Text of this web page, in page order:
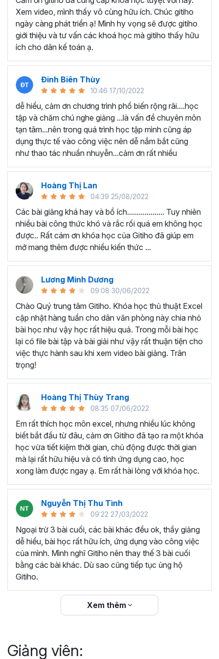
Học nhanh nhưng nhớ lâu bởi luôn có các bài tập
thực hành kèm với lý thuyết.
Các video bài giảng được xây dựng dựa trên các
chủ đề cụ thể, đồng thời chú trọng tối đa đến tính
ứng dụng cao. Đặc biệt, bộ videocác thủ thuật
khác, phù hợp với tất cả mọi đối tượng muốn tỏa
sáng nơi công sở với thủ thuật Excel nâng cao thông
minh và tạo kết quả bất ngờ trong công việc.
Bạn sẽ tự tin xử lý được mọi việc trên các công cụ
Excel một cách chuyên nghiệp giúp đẩy nhân được
tiến độ công việc, nâng cao hiệu suất làm việc lên
tới 5 lần.
Đặc biệt khiđăng ký khóa học EXG02học viên sẽ có cơ
hội nhận ưu đãi sở hữu trọn đời chỉ với
tác đăng ký khá đơn giản, bạn chỉ cần nhấn vào ĐĂNG
KÝ HỌC NGAY khóa học EXG08 trên gitiho.com là xong.
Nếu có bất cứ thắc mắc nào liên quan đến tớikhóa học
EXG02 - Thủ thuật Excel cập nhật hàng tuầnbạn hãy
để kết nối cho Gitiho qua hotline 0774 116 285 để được
tư vấn chi tiết nhé.
Nội dung bài giảng trong khóa
học thủ thuật trên Excel của
Gitiho?
Khóa học Thủ thuật Excel cập nhật các mẹo Excel văn
phòng hàng tuần, bạn có thể được update những nội
dung mới nhất về tin học văn phòng như sau:
Định dạng nhanh bằng công cụFormat Paintervà
toán, các thủ thuật excel tính tổng, đặt tên nhanh
cho bảng tính, hiển thị công thức trong ô, tạo ghi
chú và cố định dòng - cột.
Kỹ thuật định dạng và xử lý dữ liệu bao gồm tự động
thêm ký hiệu tiền tệ, viết biểu thức hóa học - toán
học và loại bỏ dữ liệu trùng lặp.
Tổng hợp thủ thuật với hàm, công thức bao gồm
cách tắt/mở gợi ý khi viết hàm, đặt tên và sử dụng
gian.
Tổng hợp hàm, công thức tính toán theo thời gian
như hàm tính toán theo tháng, tuổi, ngày hết hạn
hợp đồng,...
Hướng dẫn dùng các hàm và công thức nâng cao
nhưSUM, SUMIFS, VLOOKUP, INDEX, và các thủ
thuật hay trong Excel khác với hàm và công thức.
Những thiết lập chế độ làm việc trên Excel như thiết
lập theme, background, in ấn, và các thanh, tiêu đề,
đường kẻ lưới trong Excel.
và gán nội dung văn bản vào hình khối.
Xem video, mình thấy vô cùng hữu ích. Chúc gitiho
ngày càng phát triển ạ! Mình hy vọng sẽ được gitiho
giới thiệu và tư vấn các khoá học mà gitiho thấy hữu
ích cho dân kế toán ạ.
Đinh Biên Thùy
10:46 17/10/2022
dễ hiểu, cảm ơn chương trình phổ biến rộng rãi....học
tập và chăm chú nghe giảng ...là vấn đề chuyên môn
tạn tâm...nên trong quá trình học tập mình cũng áp
dụng thực tế vào công việc nên dễ nắm bắt cũng
như thao tác nhuần nhuyễn...cảm ơn rất nhiều
Hoàng Thị Lan
04:39 25/08/2022
Các bài giảng khá hay và bổ ích................... Tuy nhiên
nhiều bài công thức khó và rắc rối quá em không học
được.. Rất cám ơn khóa học của Gitiho đã giúp em
mở mang thêm được nhiều kiến thức ...
Lương Minh Dương
09:08 30/06/2022
Chào Quý trung tâm Gitiho. Khóa học thủ thuật Excel
cập nhật hàng tuần cho dân văn phòng này chia nhỏ
bài học như vậy học rất hiệu quả. Trong mỗi bài học
lại có file bài tập và bài giải như vậy rất thuận tiện cho
việc thực hành sau khi xem video bài giảng. Trân
trọng!
Hoàng Thị Thùy Trang
08:35 07/06/2022
Em rất thích học môn excel, nhưng nhiều lúc không
biết bắt đầu từ đâu, cảm ơn Gitiho đã tạo ra một khóa
học vừa tiết kiệm thời gian, chủ động được thời gian
mà lại rất hữu hiệu và có tính ứng dụng cao, học
xong làm được ngay ạ. Em rất hài lòng với khóa học.
Nguyễn Thị Thu Tình
09:22 27/03/2022
Ngoại trừ 3 bài cuối, các bài khác đều ok, thầy giảng
dễ hiểu, bài học rất hữu ích, ứng dụng vào công việc
của mình. Mình nghĩ Gitiho nên thay thế 3 bài cuối
bằng các bài khác. Dù sao cũng tiếp tục ủng hộ
Gitiho.
Xem thêm
Giảng viên: